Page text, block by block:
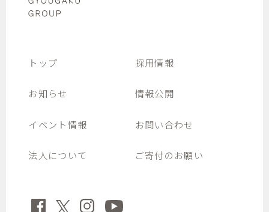
トップ
お知らせ
イベント情報
法人について
採用情報
情報公開
お問い合わせ
ご寄付のお願い